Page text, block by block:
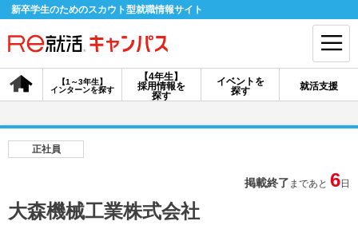
新卒学生のためのスカウト型就職情報サイト
【4年生】
採用情報を
探す
【1～3年生】
インターンを探す
イベントを
探す
就活支援
会員登録 ログイン
正社員
掲載終了 まであと 6日
大森機械工業株式会社